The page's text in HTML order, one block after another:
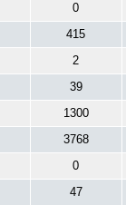
0
415
2
39
1300
3768
0
47